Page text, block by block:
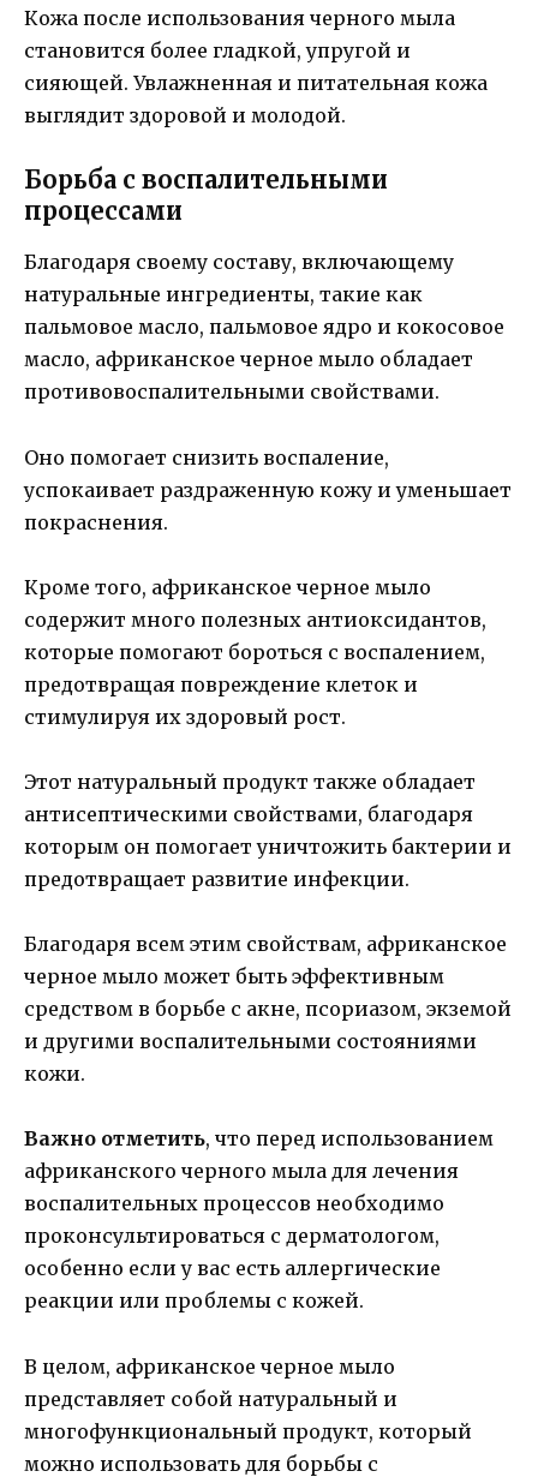
Кожа после использования черного мыла
становится более гладкой, упругой и
сияющей. Увлажненная и питательная кожа
выглядит здоровой и молодой.
Борьба с воспалительными
процессами
Благодаря своему составу, включающему
натуральные ингредиенты, такие как
пальмовое масло, пальмовое ядро и кокосовое
масло, африканское черное мыло обладает
противовоспалительными свойствами.
Оно помогает снизить воспаление,
успокаивает раздраженную кожу и уменьшает
покраснения.
Кроме того, африканское черное мыло
содержит много полезных антиоксидантов,
которые помогают бороться с воспалением,
предотвращая повреждение клеток и
стимулируя их здоровый рост.
Этот натуральный продукт также обладает
антисептическими свойствами, благодаря
которым он помогает уничтожить бактерии и
предотвращает развитие инфекции.
Благодаря всем этим свойствам, африканское
черное мыло может быть эффективным
средством в борьбе с акне, псориазом, экземой
и другими воспалительными состояниями
кожи.
Важно отметить, что перед использованием
африканского черного мыла для лечения
воспалительных процессов необходимо
проконсультироваться с дерматологом,
особенно если у вас есть аллергические
реакции или проблемы с кожей.
В целом, африканское черное мыло
представляет собой натуральный и
многофункциональный продукт, который
можно использовать для борьбы с